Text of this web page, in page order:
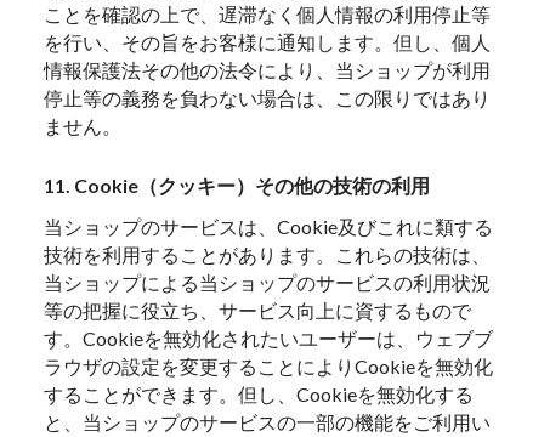
ことを確認の上で、遅滞なく個人情報の利用停止等
を行い、その旨をお客様に通知します。但し、個人
情報保護法その他の法令により、当ショップが利用
停止等の義務を負わない場合は、この限りではあり
ません。
11. Cookie（クッキー）その他の技術の利用
当ショップのサービスは、Cookie及びこれに類する
技術を利用することがあります。これらの技術は、
当ショップによる当ショップのサービスの利用状況
等の把握に役立ち、サービス向上に資するもので
す。Cookieを無効化されたいユーザーは、ウェブブ
ラウザの設定を変更することによりCookieを無効化
することができます。但し、Cookieを無効化する
と、当ショップのサービスの一部の機能をご利用い